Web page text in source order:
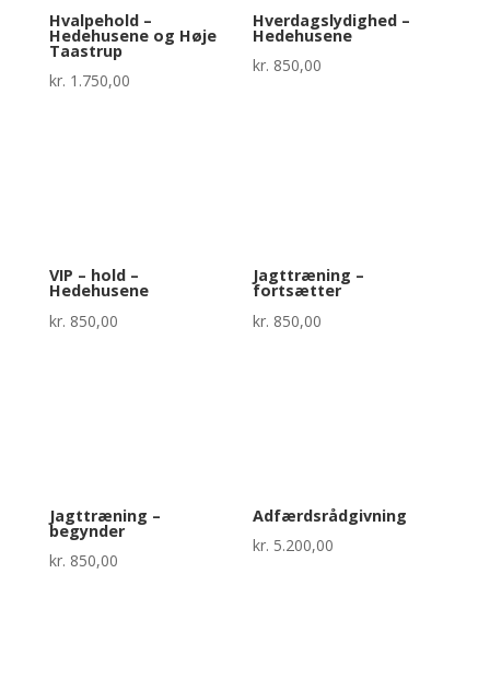
Hvalpehold –
Hedehusene og Høje
Taastrup
kr. 1.750,00
Hverdagslydighed –
Hedehusene
kr. 850,00
VIP – hold –
Hedehusene
kr. 850,00
Jagttræning –
fortsætter
kr. 850,00
Jagttræning –
begynder
kr. 850,00
Adfærdsrådgivning
kr. 5.200,00